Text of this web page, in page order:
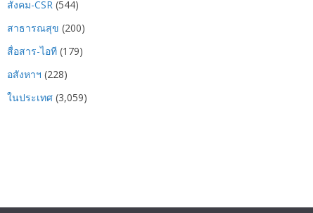
สังคม-CSR (544)
สาธารณสุข (200)
สื่อสาร-ไอที (179)
อสังหาฯ (228)
ในประเทศ (3,059)